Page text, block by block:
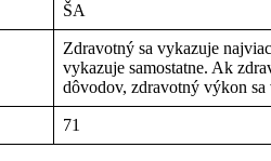
ŠA
Zdravotný sa vykazuje
vykazuje samostatne. Ak
dôvodov, zdravotný výkon sa
71